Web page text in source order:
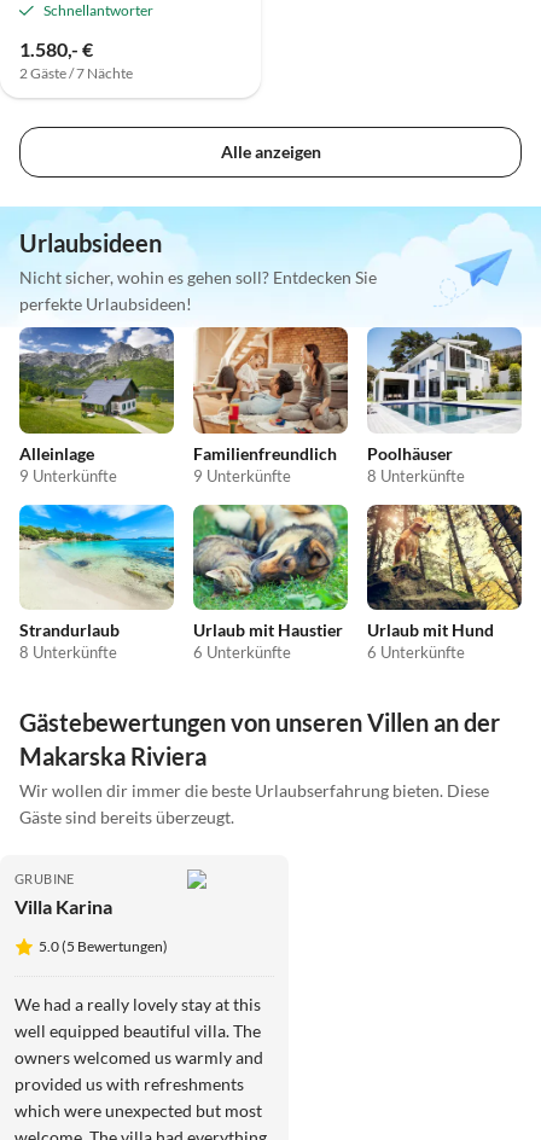
Schnellantworter
1.580,- €
2 Gäste / 7 Nächte
Alle anzeigen
Urlaubsideen
Nicht sicher, wohin es gehen soll? Entdecken Sie
perfekte Urlaubsideen!
Alleinlage
9 Unterkünfte
Familienfreundlich
9 Unterkünfte
Poolhäuser
8 Unterkünfte
Strandurlaub
8 Unterkünfte
Urlaub mit Haustier
6 Unterkünfte
Urlaub mit Hund
6 Unterkünfte
Gästebewertungen von unseren Villen an der
Makarska Riviera
Wir wollen dir immer die beste Urlaubserfahrung bieten. Diese
Gäste sind bereits überzeugt.
GRUBINE
Villa Karina
5.0 (5 Bewertungen)
We had a really lovely stay at this
well equipped beautiful villa. The
owners welcomed us warmly and
provided us with refreshments
which were unexpected but most